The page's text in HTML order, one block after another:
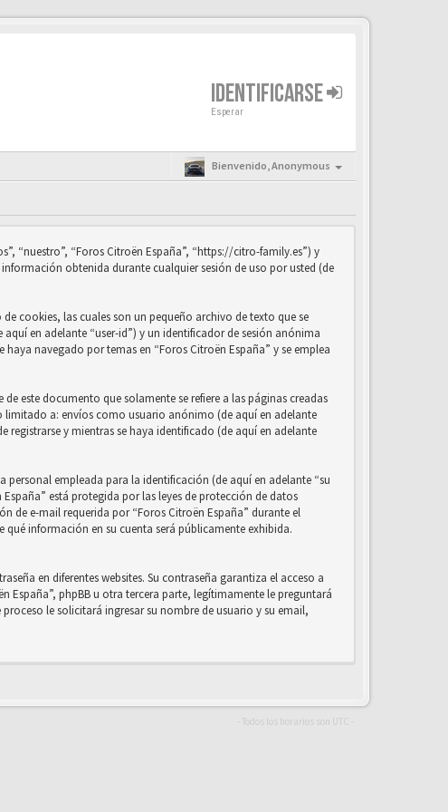
IDENTIFICARSE
Esperar
Bienvenido,Anonymous
“nuestro”, “Foros Citroën España”, “https://citro-family.es”) y
información obtenida durante cualquier sesión de uso por usted (de
cookies, las cuales son un pequeño archivo de texto que se
en adelante “user-id”) y un identificador de sesión anónima
navegado por temas en “Foros Citroën España” y se emplea
este documento que solamente se refiere a las páginas creadas
limitado a: envíos como usuario anónimo (de aquí en adelante
registrarse y mientras se haya identificado (de aquí en adelante
empleada para la identificación (de aquí en adelante “su
está protegida por las leyes de protección de datos
de e-mail requerida por “Foros Citroën España” durante el
información en su cuenta será públicamente exhibida.
en diferentes websites. Su contraseña garantiza el acceso a
phpBB u otra tercera parte, legítimamente le preguntará
le solicitará ingresar su nombre de usuario y su email,
- Todos los horarios son UTC